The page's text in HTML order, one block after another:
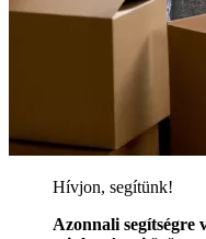
Hívjon, segítünk!
Azonnali segítségre